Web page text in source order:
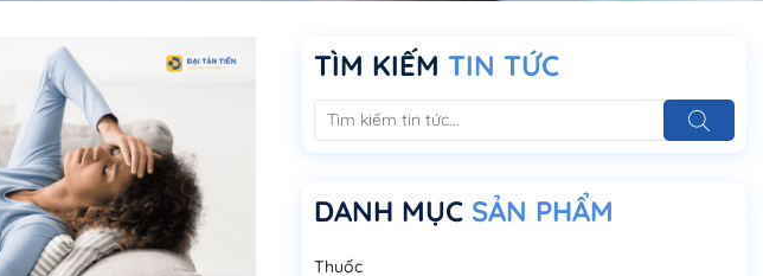
TÌM KIẾM TIN TỨC
DANH MỤC SẢN PHẨM
Thuốc